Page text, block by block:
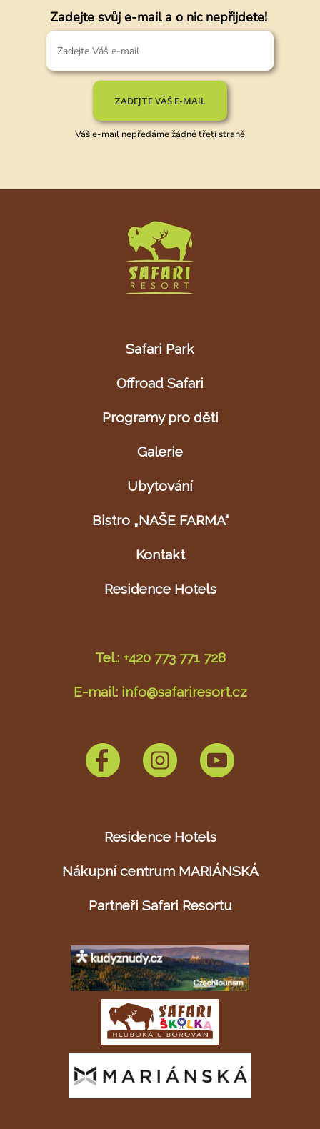
Zadejte svůj e-mail a o nic nepřijdete!
ZADEJTE VÁŠ E-MAIL
Váš e-mail nepředáme žádné třetí straně
Safari Park
Offroad Safari
Programy pro děti
Galerie
Ubytování
Bistro „NAŠE FARMA“
Kontakt
Residence Hotels
Tel.: +420 773 771 728
E-mail: info@safariresort.cz
Residence Hotels
Nákupní centrum MARIÁNSKÁ
Partneři Safari Resortu